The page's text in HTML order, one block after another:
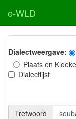
e-WLD
Dialectweergave:
Plaats en Kloeke
Dialectlijst
Trefwoord